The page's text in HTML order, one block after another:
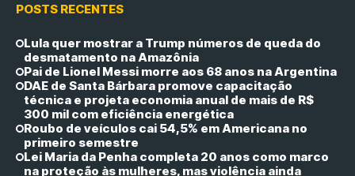
POSTS RECENTES
Lula quer mostrar a Trump números de queda do
desmatamento na Amazônia
Pai de Lionel Messi morre aos 68 anos na Argentina
DAE de Santa Bárbara promove capacitação
técnica e projeta economia anual de mais de R$
300 mil com eficiência energética
Roubo de veículos cai 54,5% em Americana no
primeiro semestre
Lei Maria da Penha completa 20 anos como marco
na proteção às mulheres, mas violência ainda